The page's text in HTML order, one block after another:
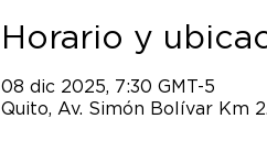
Horario y
08 dic 2025, 7:30 GMT-5
Quito, Av. Simón Bolívar Km